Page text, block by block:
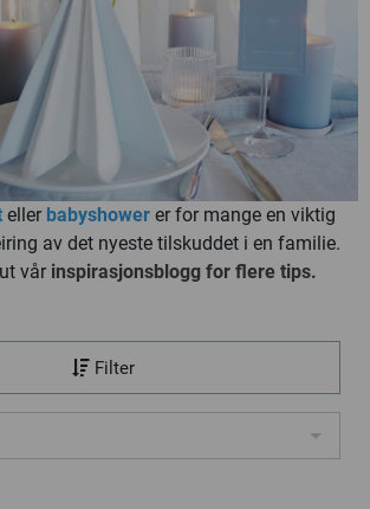
eller babyshowerer for mange en viktig
av det nyeste tilskuddet i en familie.
vår inspirasjonsblogg for flere tips.
Filter